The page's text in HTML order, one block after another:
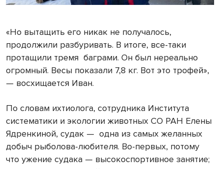
«Но вытащить его никак не получалось,
продолжили разбуривать. В итоге, все-таки
протащили тремя баграми. Он был нереально
огромный. Весы показали 7,8 кг. Вот это трофей»,
— восхищается Иван.
По словам ихтиолога, сотрудника Института
систематики и экологии животных СО РАН Елены
Ядренкиной, судак — одна из самых желанных
добыч рыболова-любителя. Во-первых, потому
что ужение судака — высокоспортивное занятие;